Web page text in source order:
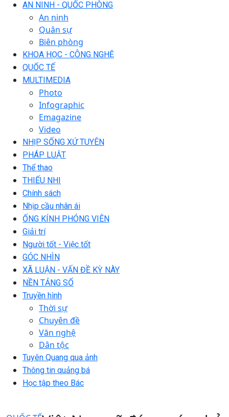
AN NINH - QUỐC PHÒNG
An ninh
Quân sự
Biên phòng
KHOA HỌC - CÔNG NGHỆ
QUỐC TẾ
MULTIMEDIA
Photo
Infographic
Emagazine
Video
NHỊP SỐNG XỨ TUYÊN
PHÁP LUẬT
Thể thao
THIẾU NHI
Chính sách
Nhịp cầu nhân ái
ỐNG KÍNH PHÓNG VIÊN
Giải trí
Người tốt - Việc tốt
GÓC NHÌN
XÃ LUẬN - VẤN ĐỀ KỲ NÀY
NỀN TẢNG SỐ
Truyền hình
Thời sự
Chuyên đề
Văn nghệ
Dân tộc
Tuyên Quang qua ảnh
Thông tin quảng bá
Học tập theo Bác